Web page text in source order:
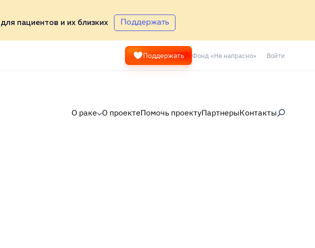
пациентов и их близких Поддержать
Поддержать Фонд «Не напрасно» Войти
О раке О проектеПомочь проектуПартнерыКонтакты